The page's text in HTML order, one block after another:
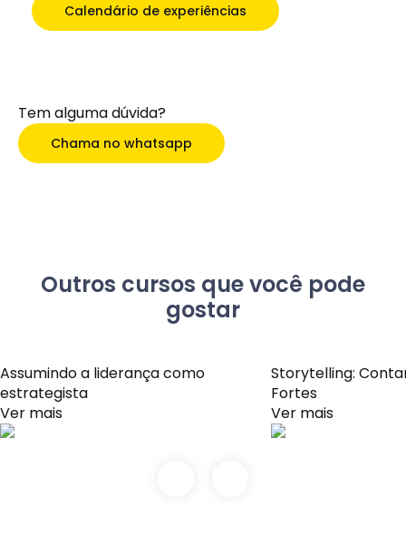
Calendário de experiências
Tem alguma dúvida?
Chama no whatsapp
Outros cursos que você pode
gostar
Assumindo a liderança como
estrategista
Ver mais
Storytelling:
Fortes
Ver mais